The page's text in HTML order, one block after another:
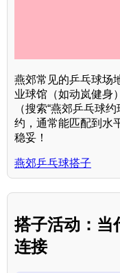
燕郊常见的乒乓球场
业球馆（如动岚健身
（搜索“燕郊乒乓球
约，通常能匹配到水
稳妥！
燕郊乒乓球搭子
搭子活动：当
连接